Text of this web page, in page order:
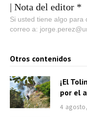
| Nota del editor *
Si usted tiene algo para
correo a:
Otros contenidos
¡El
por el
4